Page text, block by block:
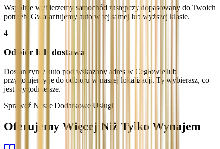
Wspólnie wybierzemy samochód zastępczy dopasowany do Twoich
potrzeb. Gwarantujemy auto w tej samej lub wyższej klasie.
4
Odbiór lub dostawa
Dostarczymy auto pod wskazany adres w Cegłowie lub
przygotujemy je do odbioru w naszej lokalizacji. Ty wybierasz, co
jest wygodniejsze.
Sprawdź Nasze Dodatkowe Usługi
Oferujemy Więcej Niż Tylko Wynajem